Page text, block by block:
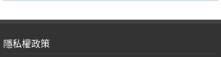
隱私權政策